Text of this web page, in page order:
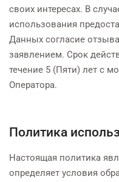
своих интересах. В
использования
Данных согласие
заявлением. Срок
течение 5 (Пяти) лет с
Оператора.
Политика
Настоящая политика
определяет условия